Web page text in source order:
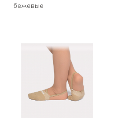
бежевые